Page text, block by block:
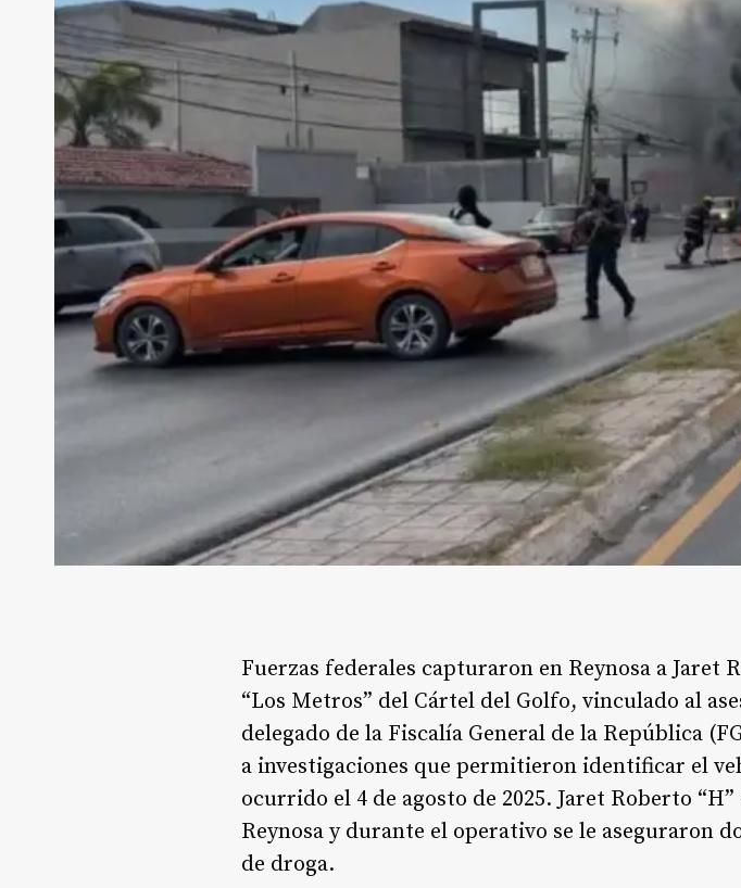
Fuerzas federales capturaron en Reynosa a
“Los Metros” del Cártel del Golfo, vinculado al
delegado de la Fiscalía General de la República
a investigaciones que permitieron identificar el
ocurrido el 4 de agosto de 2025. Jaret Roberto
Reynosa y durante el operativo se le aseguraron
de droga.